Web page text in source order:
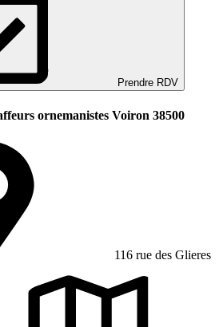
Prendre RDV
ornemanistes Voiron 38500
116 rue des Glieres